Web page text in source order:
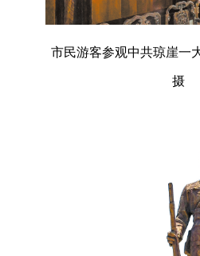
市民游客参观中共琼崖一
摄